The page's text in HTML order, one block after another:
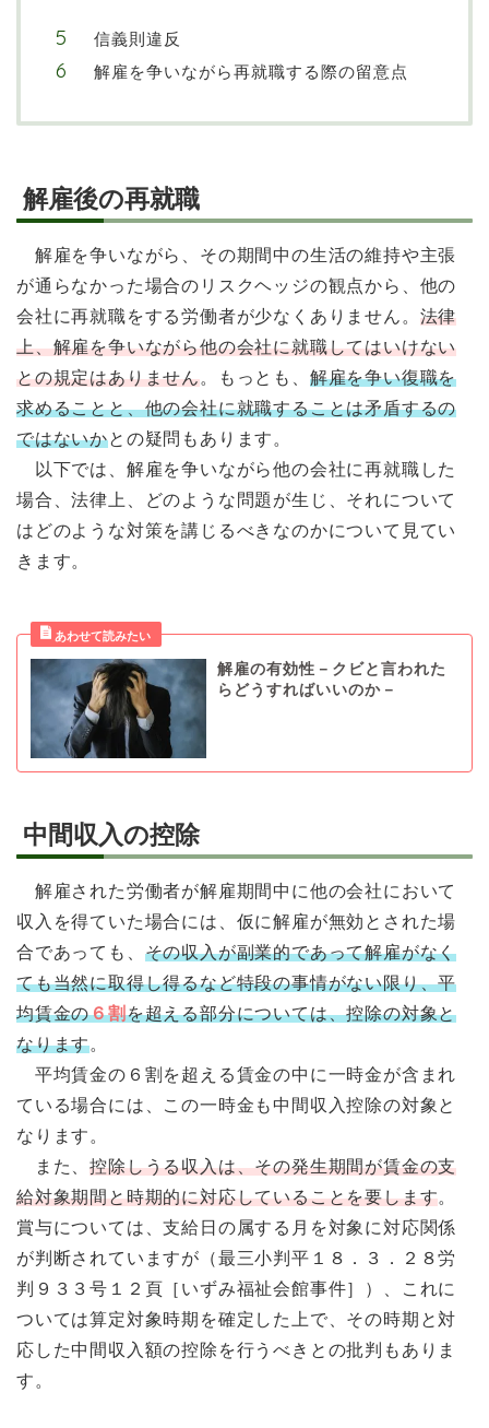
信義則違反
解雇を争いながら再就職する際の留意点
解雇後の再就職
解雇を争いながら、その期間中の生活の維持や主張
が通らなかった場合のリスクヘッジの観点から、他の
会社に再就職をする労働者が少なくありません。 法律
上、解雇を争いながら他の会社に就職してはいけない
との規定はありません。もっとも、 解雇を争い復職を
求めることと、他の会社に就職することは矛盾するの
ではないかとの疑問もあります。
以下では、解雇を争いながら他の会社に再就職した
場合、法律上、どのような問題が生じ、それについて
はどのような対策を講じるべきなのかについて見てい
きます。
解雇の有効性－クビと言われた
らどうすればいいのか－
中間収入の控除
解雇された労働者が解雇期間中に他の会社において
収入を得ていた場合には、仮に解雇が無効とされた場
合であっても、 その収入が副業的であって解雇がなく
ても当然に取得し得るなど特段の事情がない限り、平
均賃金の６割を超える部分については、控除の対象と
なります。
平均賃金の６割を超える賃金の中に一時金が含まれ
ている場合には、この一時金も中間収入控除の対象と
なります。
また、控除しうる収入は、その発生期間が賃金の支
給対象期間と時期的に対応していることを要します。
賞与については、支給日の属する月を対象に対応関係
が判断されていますが（最三小判平１８．３．２８労
判９３３号１２頁［いずみ福祉会館事件］）、これに
ついては算定対象時期を確定した上で、その時期と対
応した中間収入額の控除を行うべきとの批判もありま
す。